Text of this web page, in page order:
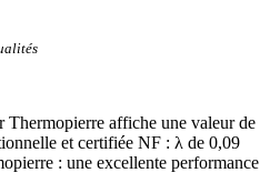
Thermopierre affiche une valeur de
et certifiée NF : λ de 0,09
: une excellente performance